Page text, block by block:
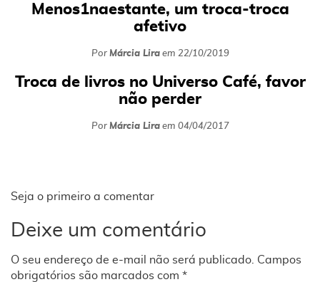
Menos1naestante, um troca-troca
afetivo
Por Márcia Liraem 22/10/2019
Troca de livros no Universo Café, favor
não perder
Por Márcia Liraem 04/04/2017
Seja o primeiro a comentar
Deixe um comentário
O seu endereço de e-mail não será publicado. Campos
obrigatórios são marcados com *